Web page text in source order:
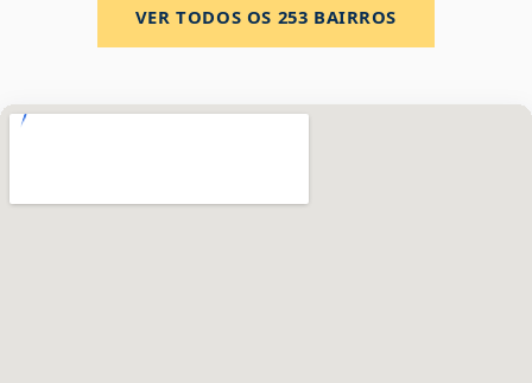
VER TODOS OS 253 BAIRROS